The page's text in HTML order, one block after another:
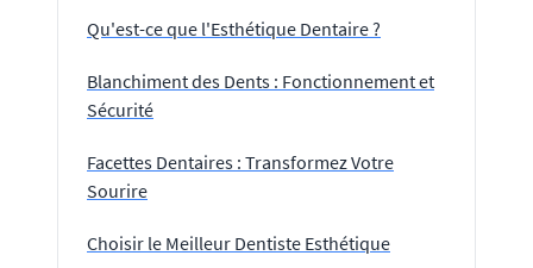
Qu'est-ce que l'Esthétique Dentaire ?
Blanchiment des Dents : Fonctionnement et
Sécurité
Facettes Dentaires : Transformez Votre
Sourire
Choisir le Meilleur Dentiste Esthétique